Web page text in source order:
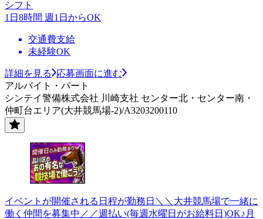
シフト
1日8時間 週1日からOK
交通費支給
未経験OK
詳細を見る
応募画面に進む
アルバイト・パート
シンテイ警備株式会社 川崎支社 センター北・センター南・
仲町台エリア(大井競馬場-2)/A3203200110
イベントが開催される日程が勤務日＼＼大井競馬場で一緒に
働く仲間を募集中／／週払い(毎週水曜日がお給料日)OK♪月